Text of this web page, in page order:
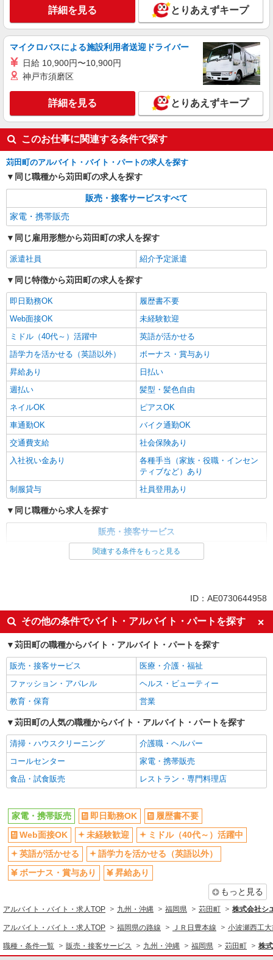
詳細を見る とりあえずキープ
マイクロバスによる施設利用者送迎ドライバー
日給 10,900円〜10,900円
神戸市須磨区
詳細を見る とりあえずキープ
このお仕事に関連する条件で探す
苅田町のアルバイト・バイト・パートの求人を探す
同じ職種から苅田町の求人を探す
販売・接客サービスすべて
家電・携帯販売
同じ雇用形態から苅田町の求人を探す
派遣社員 紹介予定派遣
同じ特徴から苅田町の求人を探す
即日勤務OK
履歴書不要
Web面接OK
未経験歓迎
ミドル（40代～）活躍中
英語が活かせる
語学力を活かせる（英語以外）
ボーナス・賞与あり
昇給あり
日払い
週払い
髪型・髪色自由
ネイルOK
ピアスOK
車通勤OK
バイク通勤OK
交通費支給
社会保険あり
入社祝い金あり
各種手当（家族・役職・インセン
ティブなど）あり
制服貸与
社員登用あり
同じ職種から求人を探す
販売・接客サービス
英語が活かせる
ボーナス・賞与あり
日払い
車通勤OK
交通費支給
社会保険あり
社員登用あり
関連する条件をもっと見る
ID：AE0730644958
その他の条件でバイト・アルバイト・パートを探す
苅田町の職種からバイト・アルバイト・パートを探す
販売・接客サービス
医療・介護・福祉
ファッション・アパレル
ヘルス・ビューティー
教育・保育
営業
苅田町の人気の職種からバイト・アルバイト・パートを探す
清掃・ハウスクリーニング
介護職・ヘルパー
コールセンター
家電・携帯販売
食品・試食販売
レストラン・専門料理店
家電・携帯販売 即日勤務OK
履歴書不要
Web面接OK
未経験歓迎
ミドル（40代～）活躍中
英語が活かせる
語学力を活かせる（英語以外）
ボーナス・賞与あり
昇給あり
もっと見る
アルバイト・バイト・求人TOP 九州・沖縄 福岡県 苅田町 株式会社シ
アルバイト・バイト・求人TOP 福岡県の路線 ＪＲ日豊本線 小波瀬西工
職種・条件一覧 販売・接客サービス 九州・沖縄 福岡県 苅田町 株